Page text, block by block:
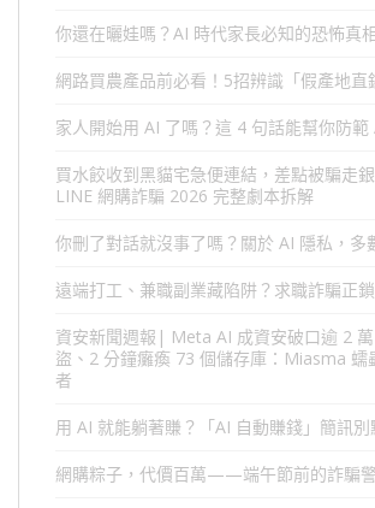
你還在曬娃嗎？AI 時代家長必知的恐怖真
網路買農產品前必看！5招辨識「假產地直
家人開始用 AI 了嗎？這 4 句話能幫你防範
買水餃收到黑貓宅急便連結，差點被騙
LINE 網購詐騙 2026 完整劇本拆解
你刪了對話就沒事了嗎？關於 AI 隱私，多
遠端打工、兼職副業藏陷阱？求職詐騙正
資安新聞週報| Meta AI 成資安破口逾 2
盜、2 分鐘癱瘓 73 個儲存庫：Miasma 蠕
者
用 AI 就能躺著賺？「AI 自動賺錢」簡訊別
網購粽子，代價百萬——端午節前的詐騙